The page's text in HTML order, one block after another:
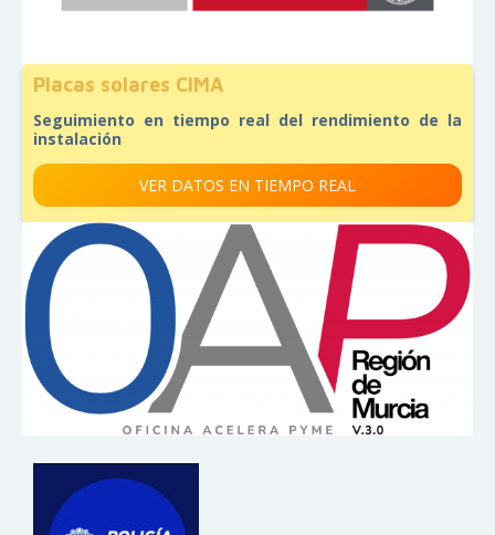
Placas solares CIMA
Seguimiento en tiempo real del rendimiento de la
instalación
VER DATOS EN TIEMPO REAL